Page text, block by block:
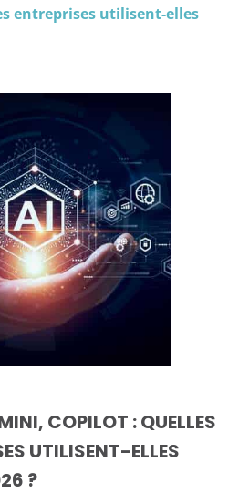
entreprises utilisent-elles
COPILOT : QUELLES
UTILISENT-ELLES
?